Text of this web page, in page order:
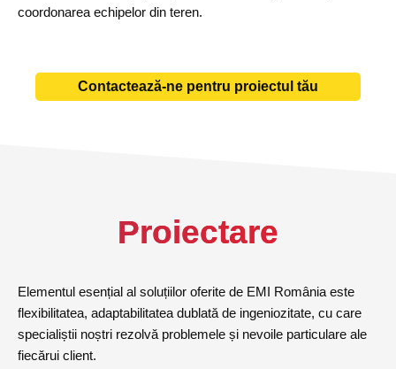
coordonarea echipelor din teren.
Contactează-ne pentru proiectul tău
Proiectare
Elementul esențial al soluțiilor oferite de EMI România este
flexibilitatea, adaptabilitatea dublată de ingeniozitate, cu care
specialiștii noștri rezolvă problemele și nevoile particulare ale
fiecărui client.